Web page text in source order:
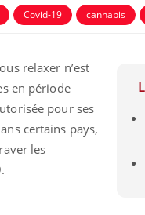
Covid-19 cannabis
relaxer n’est
en période
pour ses
certains pays,
les
c'est
Youtube
Carence en fer
prévenir
même alopécie…
carence en fer